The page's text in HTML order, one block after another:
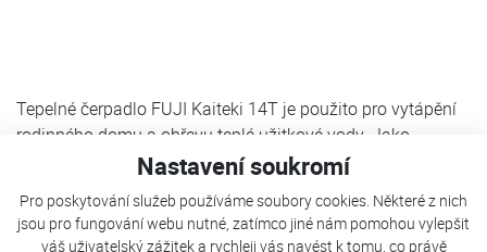
Nastavení soukromí
Pro poskytování služeb používáme soubory cookies. Některé z nich
jsou pro fungování webu nutné, zatímco jiné nám pomohou vylepšit
váš uživatelský zážitek a rychleji vás navést k tomu, co právě
Tepelné čerpadlo FUJI Kaiteki 14T je použito pro vytápění
rodinného domu a ohřevu teplé užitkové vody. Jako
bivalentní zdroj slouží elektrokotel instalovaný v tepelném